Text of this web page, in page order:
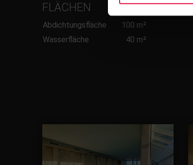
FLÄCHEN
Abdichtungsfläche
100 m²
Wasserfläche
40 m²